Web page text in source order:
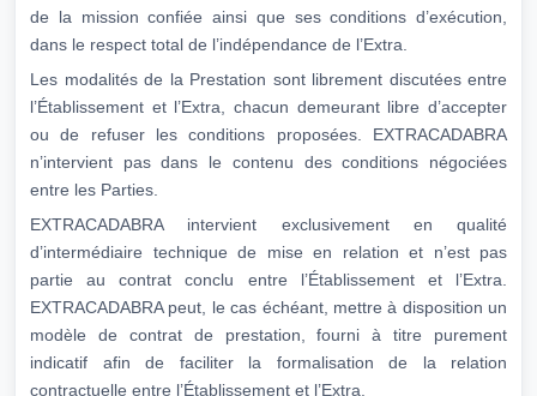
de la mission confiée ainsi que ses conditions d’exécution,
dans le respect total de l’indépendance de l’Extra.
Les modalités de la Prestation sont librement discutées entre
l’Établissement et l’Extra, chacun demeurant libre d’accepter
ou de refuser les conditions proposées. EXTRACADABRA
n’intervient pas dans le contenu des conditions négociées
entre les Parties.
EXTRACADABRA intervient exclusivement en qualité
d’intermédiaire technique de mise en relation et n’est pas
partie au contrat conclu entre l’Établissement et l’Extra.
EXTRACADABRA peut, le cas échéant, mettre à disposition un
modèle de contrat de prestation, fourni à titre purement
indicatif afin de faciliter la formalisation de la relation
contractuelle entre l’Établissement et l’Extra.